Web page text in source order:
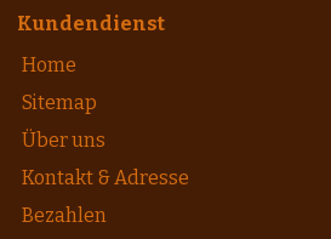
Kundendienst
Home
Sitemap
Über uns
Kontakt & Adresse
Bezahlen